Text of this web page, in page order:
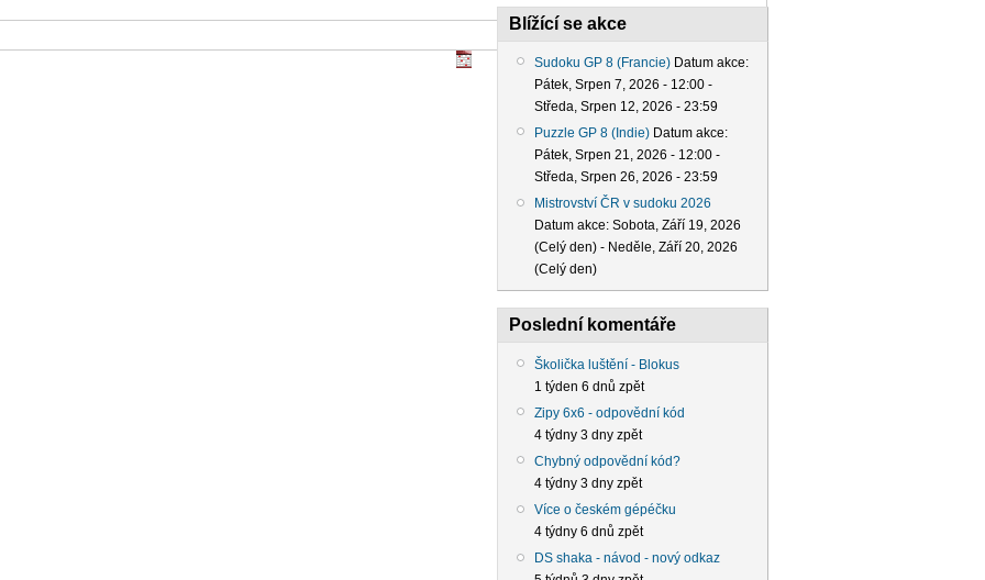
Blížící se akce
Sudoku GP 8 (Francie) Datum akce:
Pátek, Srpen 7, 2026 - 12:00 -
Středa, Srpen 12, 2026 - 23:59
Puzzle GP 8 (Indie) Datum akce:
Pátek, Srpen 21, 2026 - 12:00 -
Středa, Srpen 26, 2026 - 23:59
Mistrovství ČR v sudoku 2026
Datum akce: Sobota, Září 19, 2026
(Celý den) - Neděle, Září 20, 2026
(Celý den)
Poslední komentáře
Školička luštění - Blokus
1 týden 6 dnů zpět
Zipy 6x6 - odpovědní kód
4 týdny 3 dny zpět
Chybný odpovědní kód?
4 týdny 3 dny zpět
Více o českém gépéčku
4 týdny 6 dnů zpět
DS shaka - návod - nový odkaz